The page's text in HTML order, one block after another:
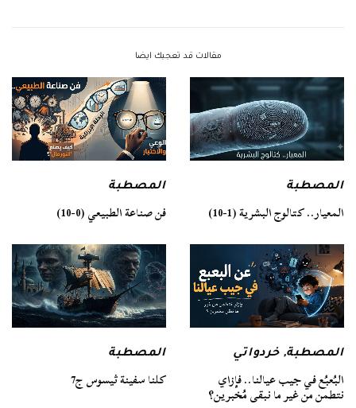
مقالات قد تعجبك ايضا
المصطبة
المعيار.. كتالوج البشرية (1-10)
المصطبة
فن صناعة الطبيعي (0-10)
المصطبة,خردواتي
البُعبُع في جيب عيالنا.. فإزاي
نتطمن من غير ما نبقى مُخبرين؟
المصطبة
كلنا سفينة ثيسوس ج7